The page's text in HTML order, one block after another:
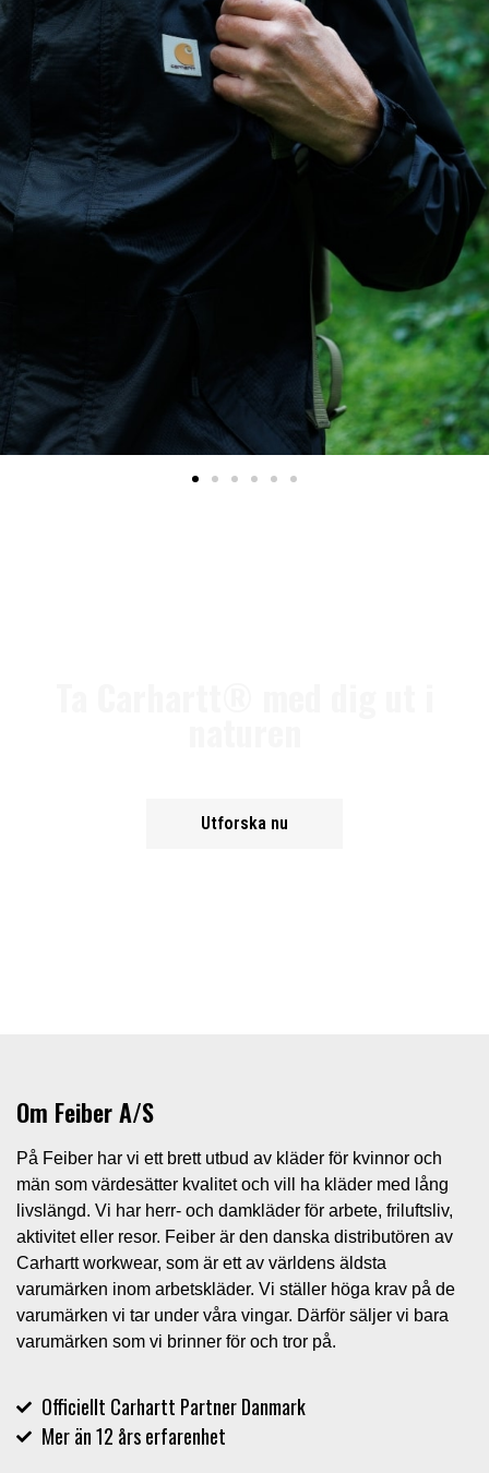
Utforska nu
Om Feiber A/S
På Feiber har vi ett brett utbud av kläder för kvinnor och
män som värdesätter kvalitet och vill ha kläder med lång
livslängd. Vi har herr- och damkläder för arbete, friluftsliv,
aktivitet eller resor. Feiber är den danska distributören av
Carhartt workwear, som är ett av världens äldsta
varumärken inom arbetskläder. Vi ställer höga krav på de
varumärken vi tar under våra vingar. Därför säljer vi bara
varumärken som vi brinner för och tror på.
Officiellt Carhartt Partner Danmark
Mer än 12 års erfarenhet